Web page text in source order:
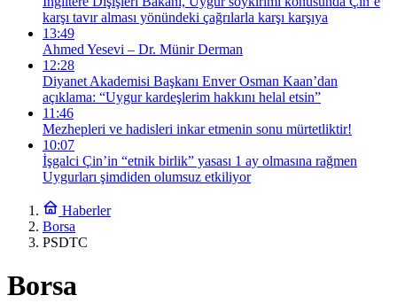
karşı tavır alması yönündeki çağrılarla karşı karşıya
13:49
Ahmed Yesevi – Dr. Münir Derman
12:28
Diyanet Akademisi Başkanı Enver Osman Kaan’dan
açıklama: “Uygur kardeşlerim hakkını helal etsin”
11:46
Mezhepleri ve hadisleri inkar etmenin sonu mürtetliktir!
10:07
İşgalci Çin’in “etnik birlik” yasası 1 ay olmasına rağmen
Uygurları şimdiden olumsuz etkiliyor
Haberler
Borsa
PSDTC
Borsa